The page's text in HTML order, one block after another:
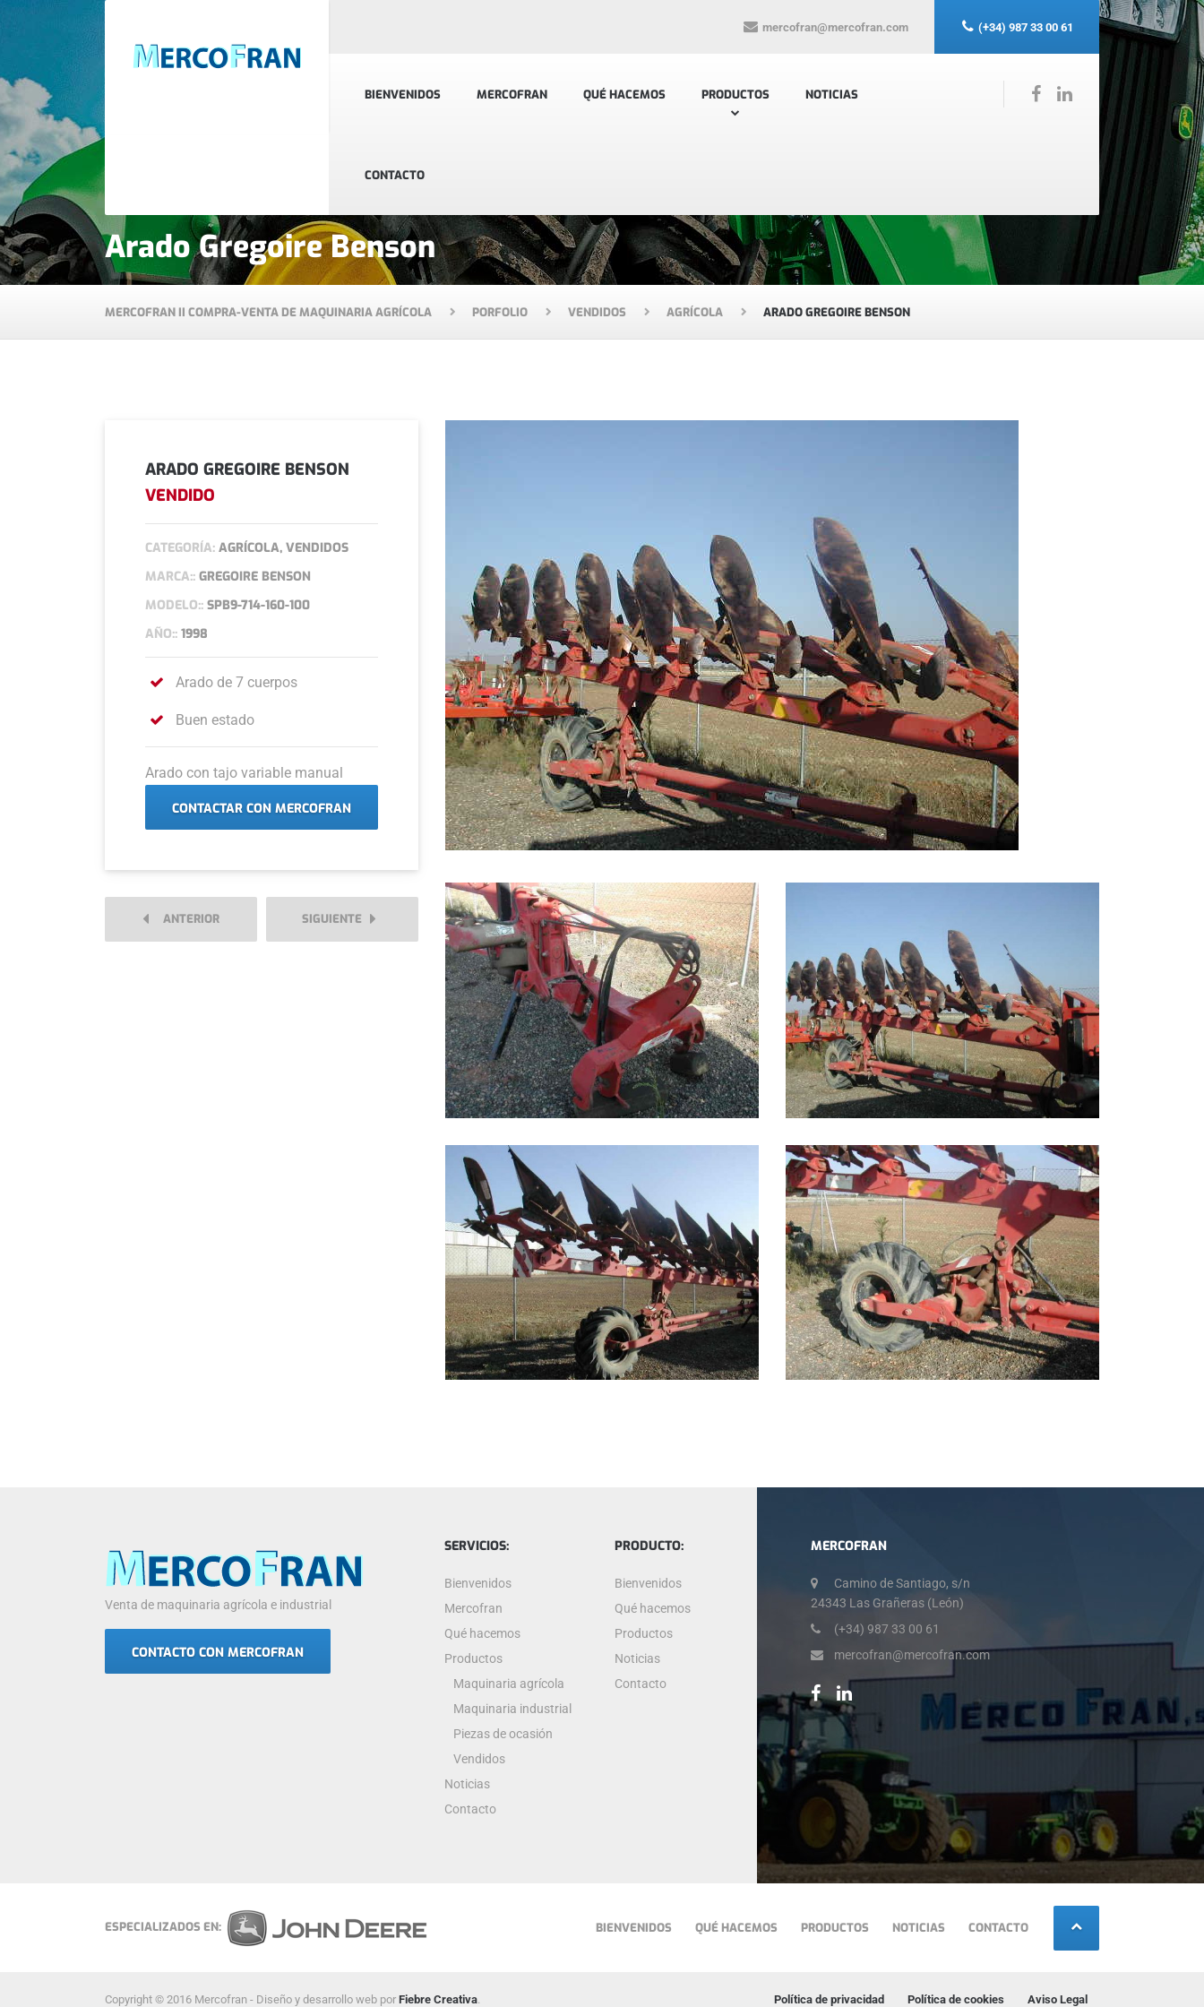
BIENVENIDOS MERCOFRAN QUÉ HACEMOS PRODUCTOS NOTICIAS
CONTACTO
mercofran@mercofran.com (+34) 987 33 00 61
Arado Gregoire Benson
MERCOFRAN II COMPRA-VENTA DE MAQUINARIA AGRÍCOLA PORFOLIO VENDIDOS AGRÍCOLA ARADO GREGOIRE BENSON
ARADO GREGOIRE BENSON
VENDIDO
CATEGORÍA: AGRÍCOLA, VENDIDOS
MARCA:: GREGOIRE BENSON
MODELO:: SPB9-714-160-100
AÑO:: 1998
Arado de 7 cuerpos
Buen estado
Arado con tajo variable manual
CONTACTAR CON MERCOFRAN
ANTERIOR SIGUIENTE
MERCOFRAN
Camino de Santiago, s/n
24343 Las Grañeras (León)
(+34) 987 33 00 61
mercofran@mercofran.com
Venta de maquinaria agrícola e industrial
CONTACTO CON MERCOFRAN
SERVICIOS:
Bienvenidos
Mercofran
Qué hacemos
Productos
Maquinaria agrícola
Maquinaria industrial
Piezas de ocasión
Vendidos
Noticias
Contacto
PRODUCTO:
Bienvenidos
Qué hacemos
Productos
Noticias
Contacto
ESPECIALIZADOS EN: BIENVENIDOS QUÉ HACEMOS PRODUCTOS NOTICIAS CONTACTO
Copyright © 2016 Mercofran - Diseño y desarrollo web por Fiebre Creativa. Política de privacidad Política de cookies Aviso Legal